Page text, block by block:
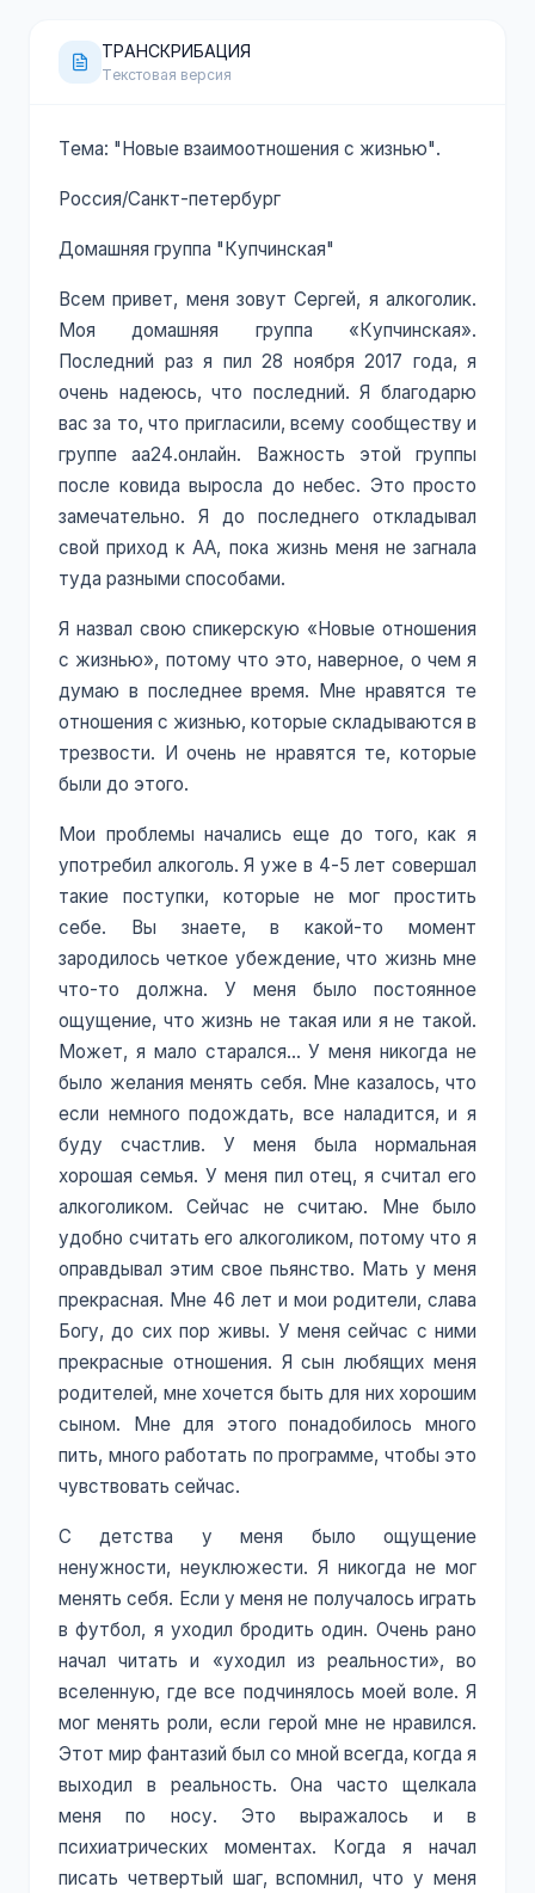
ТРАНСКРИБАЦИЯ
Текстовая версия
Тема: "Новые взаимоотношения с жизнью".
Россия/Санкт-петербург
Домашняя группа "Купчинская"
Всем привет, меня зовут Сергей, я алкоголик.
Моя домашняя группа «Купчинская».
Последний раз я пил 28 ноября 2017 года, я
очень надеюсь, что последний. Я благодарю
вас за то, что пригласили, всему сообществу и
группе аа24.онлайн. Важность этой группы
после ковида выросла до небес. Это просто
замечательно. Я до последнего откладывал
свой приход к АА, пока жизнь меня не загнала
туда разными способами.
Я назвал свою спикерскую «Новые отношения
с жизнью», потому что это, наверное, о чем я
думаю в последнее время. Мне нравятся те
отношения с жизнью, которые складываются в
трезвости. И очень не нравятся те, которые
были до этого.
Мои проблемы начались еще до того, как я
употребил алкоголь. Я уже в 4-5 лет совершал
такие поступки, которые не мог простить
себе. Вы знаете, в какой-то момент
зародилось четкое убеждение, что жизнь мне
что-то должна. У меня было постоянное
ощущение, что жизнь не такая или я не такой.
Может, я мало старался… У меня никогда не
было желания менять себя. Мне казалось, что
если немного подождать, все наладится, и я
буду счастлив. У меня была нормальная
хорошая семья. У меня пил отец, я считал его
алкоголиком. Сейчас не считаю. Мне было
удобно считать его алкоголиком, потому что я
оправдывал этим свое пьянство. Мать у меня
прекрасная. Мне 46 лет и мои родители, слава
Богу, до сих пор живы. У меня сейчас с ними
прекрасные отношения. Я сын любящих меня
родителей, мне хочется быть для них хорошим
сыном. Мне для этого понадобилось много
пить, много работать по программе, чтобы это
чувствовать сейчас.
С детства у меня было ощущение
ненужности, неуклюжести. Я никогда не мог
менять себя. Если у меня не получалось играть
в футбол, я уходил бродить один. Очень рано
начал читать и «уходил из реальности», во
вселенную, где все подчинялось моей воле. Я
мог менять роли, если герой мне не нравился.
Этот мир фантазий был со мной всегда, когда я
выходил в реальность. Она часто щелкала
меня по носу. Это выражалось и в
психиатрических моментах. Когда я начал
писать четвертый шаг, вспомнил, что у меня